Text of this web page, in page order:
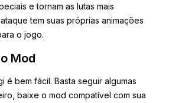
e tornam as lutas mais
tem suas próprias animações
o jogo.
Mod
é bem fácil. Basta seguir algumas
baixe o mod compatível com sua